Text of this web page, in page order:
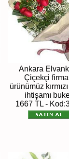
Ankara
Çiçekçi
ürünümüz
ihtişamı
1667 TL -